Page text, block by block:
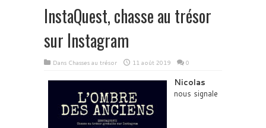
InstaQuest, chasse au trésor
sur Instagram
Dans Chasses au trésor 11 août 2019 0
Nicolas
nous signale